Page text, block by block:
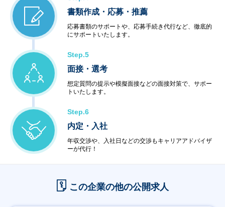
書類作成・応募・推薦
応募書類のサポートや、応募手続き代行など、徹底的
にサポートいたします。
Step.5
面接・選考
想定質問の提示や模擬面接などの面接対策で、サポー
トいたします。
Step.6
内定・入社
年収交渉や、入社日などの交渉もキャリアアドバイザ
ーが代行！
この企業の他の公開求人